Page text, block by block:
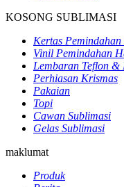
KOSONG SUBLIMASI
Kertas
Vinil Pemindahan
Lembaran Teflon &
Perhiasan Krismas
Pakaian
Topi
Cawan Sublimasi
Gelas Sublimasi
maklumat
Produk